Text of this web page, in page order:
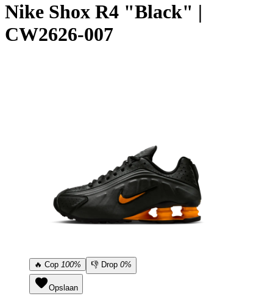
Nike Shox R4 "Black" |
CW2626-007
🔥 Cop 100% 👎 Drop 0%
Opslaan